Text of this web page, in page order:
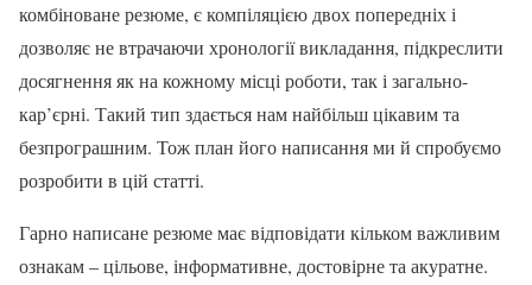
комбіноване резюме, є компіляцією двох попередніх і
дозволяє не втрачаючи хронології викладання, підкреслити
досягнення як на кожному місці роботи, так і загально-
кар’єрні. Такий тип здається нам найбільш цікавим та
безпрограшним. Тож план його написання ми й спробуємо
розробити в цій статті.
Гарно написане резюме має відповідати кільком важливим
ознакам – цільове, інформативне, достовірне та акуратне.